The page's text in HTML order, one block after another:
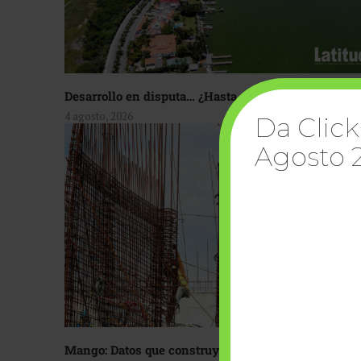
Desarrollo en disputa… ¿Hasta dónde crecer?
4 agosto, 2026
Mango: Datos que construyen confianza
Da
Agosto